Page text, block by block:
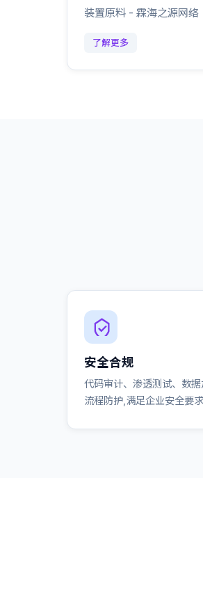
装置原料 - 霖海之源网络
了解更多
安全合规
代码审计、渗透测试、数
流程防护,满足企业安全要求